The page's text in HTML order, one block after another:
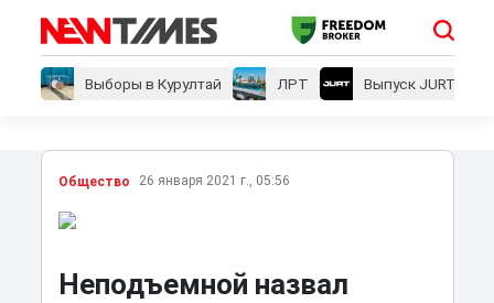
Выборы в Курултай ЛРТ Выпуск JURT
Общество 26 января 2021 г., 05:56
Неподъемной назвал